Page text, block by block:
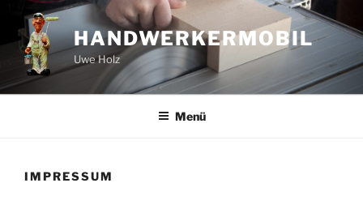
Inhalt
springen
HANDWERKERMOBIL
Uwe Holz
Menü
IMPRESSUM